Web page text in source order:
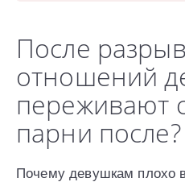
После
отношений
переживают
парни после?
Почему девушкам плохо